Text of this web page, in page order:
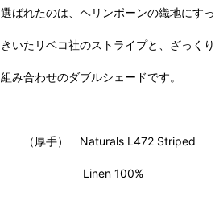
選ばれたのは、ヘリンボーンの織地にす
きいたリベコ社のストライプと、ざっく
組み合わせのダブルシェードです。
（厚手） Naturals L472 Striped
Linen 100%